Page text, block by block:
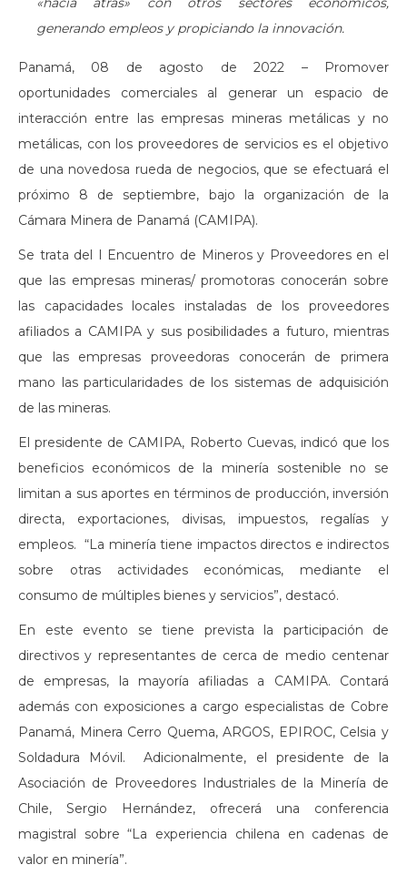
generando empleos y propiciando la innovación.
Panamá, 08 de agosto de 2022 – Promover
oportunidades comerciales al generar un espacio de
interacción entre las empresas mineras metálicas y no
metálicas, con los proveedores de servicios es el objetivo
de una novedosa rueda de negocios, que se efectuará el
próximo 8 de septiembre, bajo la organización de la
Cámara Minera de Panamá (CAMIPA).
Se trata del I Encuentro de Mineros y Proveedores en el
que las empresas mineras/ promotoras conocerán sobre
las capacidades locales instaladas de los proveedores
afiliados a CAMIPA y sus posibilidades a futuro, mientras
que las empresas proveedoras conocerán de primera
mano las particularidades de los sistemas de adquisición
de las mineras.
El presidente de CAMIPA, Roberto Cuevas, indicó que los
beneficios económicos de la minería sostenible no se
limitan a sus aportes en términos de producción, inversión
directa, exportaciones, divisas, impuestos, regalías y
empleos. “La minería tiene impactos directos e indirectos
sobre otras actividades económicas, mediante el
consumo de múltiples bienes y servicios”, destacó.
En este evento se tiene prevista la participación de
directivos y representantes de cerca de medio centenar
de empresas, la mayoría afiliadas a CAMIPA. Contará
además con exposiciones a cargo especialistas de Cobre
Panamá, Minera Cerro Quema, ARGOS, EPIROC, Celsia y
Soldadura Móvil. Adicionalmente, el presidente de la
Asociación de Proveedores Industriales de la Minería de
Chile, Sergio Hernández, ofrecerá una conferencia
magistral sobre “La experiencia chilena en cadenas de
valor en minería”.